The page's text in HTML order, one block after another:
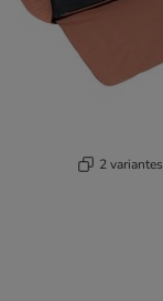
2 variantes